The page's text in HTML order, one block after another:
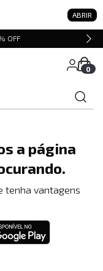
ABRIR
OFF
0
a página
tenha vantagens